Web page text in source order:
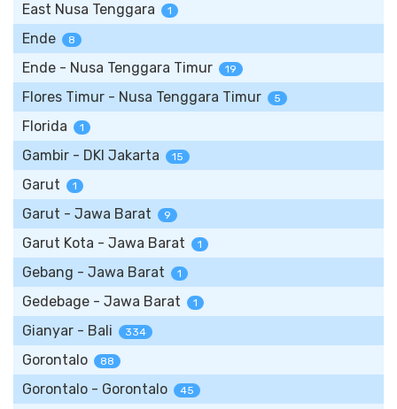
East Nusa Tenggara 1
Ende 8
Ende - Nusa Tenggara Timur 19
Flores Timur - Nusa Tenggara Timur 5
Florida 1
Gambir - DKI Jakarta 15
Garut 1
Garut - Jawa Barat 9
Garut Kota - Jawa Barat 1
Gebang - Jawa Barat 1
Gedebage - Jawa Barat 1
Gianyar - Bali 334
Gorontalo 88
Gorontalo - Gorontalo 45